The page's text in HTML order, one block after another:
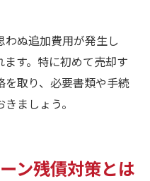
ぬ追加費用が発生し
す。特に初めて売却す
を取り、必要書類や手続
ましょう。
ン残債対策とは